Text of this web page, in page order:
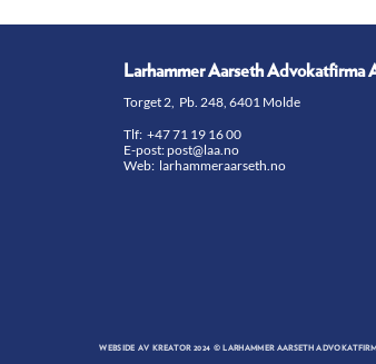
Larhammer Aarseth Advokatfirma
Torget 2, Pb. 248, 6401 Molde
Tlf: +47 71 19 16 00
E-post:post@laa.no
Web: larhammeraarseth.no
WEBSIDE AV KREATOR2024 © LARHAMMER AARSETH